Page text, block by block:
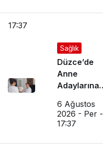
17:37
Sağlık
Düzce’de
Anne
Adaylarına
Ziyaretleri
Yapılıyor
6 Ağustos
2026 - Per -
17:37